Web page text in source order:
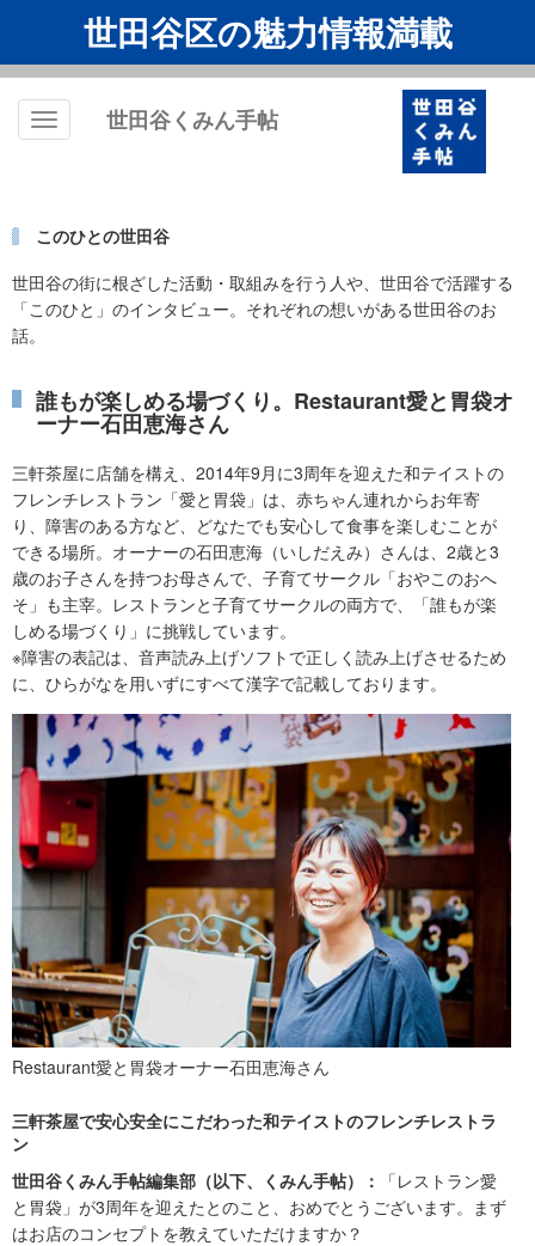
世田谷区の魅力情報満載
Toggle
世田谷くみん手帖
このひとの世田谷
世田谷の街に根ざした活動・取組みを行う人や、世田谷で活躍する
「このひと」のインタビュー。それぞれの想いがある世田谷のお
話。
誰もが楽しめる場づくり。Restaurant愛と胃袋オ
ーナー石田恵海さん
三軒茶屋に店舗を構え、2014年9月に3周年を迎えた和テイストの
フレンチレストラン「愛と胃袋」は、赤ちゃん連れからお年寄
り、障害のある方など、どなたでも安心して食事を楽しむことが
できる場所。オーナーの石田恵海（いしだえみ）さんは、2歳と3
歳のお子さんを持つお母さんで、子育てサークル「おやこのおへ
そ」も主宰。レストランと子育てサークルの両方で、「誰もが楽
しめる場づくり」に挑戦しています。
※障害の表記は、音声読み上げソフトで正しく読み上げさせるため
に、ひらがなを用いずにすべて漢字で記載しております。
Restaurant愛と胃袋オーナー石田恵海さん
三軒茶屋で安心安全にこだわった和テイストのフレンチレストラ
ン
世田谷くみん手帖編集部（以下、くみん手帖）：
「レストラン愛
と胃袋」が3周年を迎えたとのこと、おめでとうございます。まず
はお店のコンセプトを教えていただけますか？